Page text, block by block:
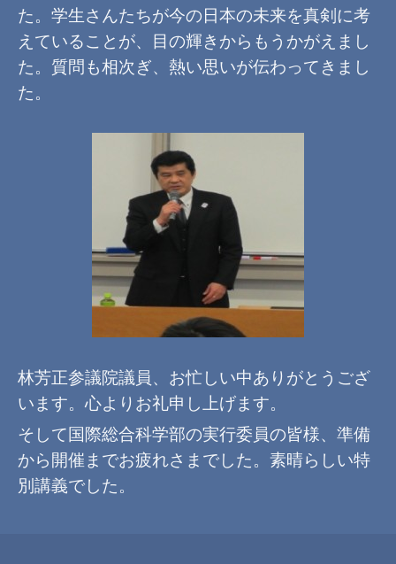
た。学生さんたちが今の日本の未来を真剣に考
えていることが、目の輝きからもうかがえまし
た。質問も相次ぎ、熱い思いが伝わってきまし
た。
林芳正参議院議員、お忙しい中ありがとうござ
います。心よりお礼申し上げます。
そして国際総合科学部の実行委員の皆様、準備
から開催までお疲れさまでした。素晴らしい特
別講義でした。